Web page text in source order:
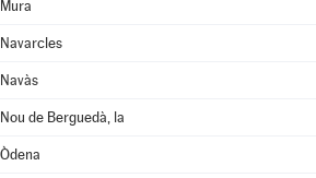
Mura
Navarcles
Navàs
Nou de Berguedà, la
Òdena